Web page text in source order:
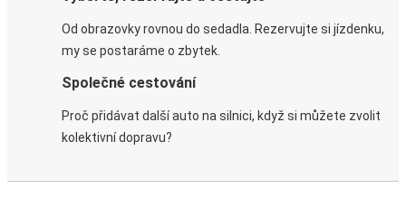
Od obrazovky rovnou do sedadla. Rezervujte si jízdenku,
my se postaráme o zbytek.
Společné cestování
Proč přidávat další auto na silnici, když si můžete zvolit
kolektivní dopravu?